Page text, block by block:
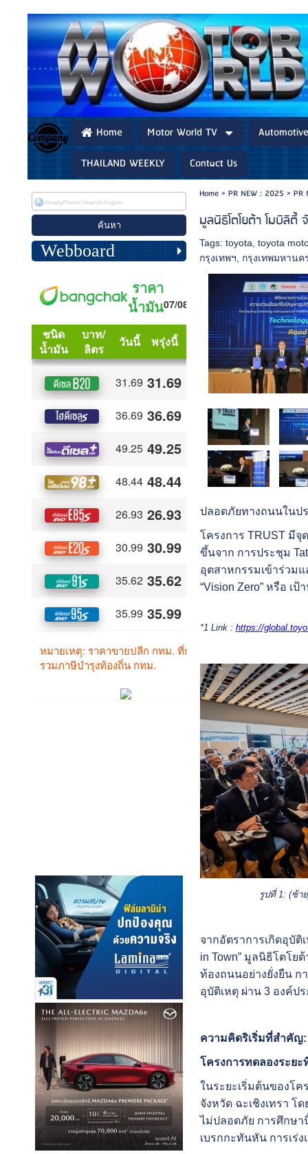
Home Motor World TV
THAILAND WEEKLY
Contact Us
Webboard
Home> PR NEW : 2025 > PR
มูลนิธิโตโยต้า โมบิลิตี้
Tags:toyota ,toyota
กรุงเทพฯ
กรุงเทพมหานค
ปลอดภัยทางถนนในป
โครงการ TRUST มี
ขึ้นจาก การประชุม
อุตสาหกรรมเข้าร่วม
“Vision Zero” หรือ เ
*1 Link : https://
รูปที่1: (ซ้า
จากอัตราการเกิดอุบั
in Town” มูลนิธิโตโย
ท้องถนนอย่างยั่งยืน ก
อุบัติเหตุ ผ่าน 3 องค์ป
ความคิดริเริ่มที่สำคัญ:
โครงการทดลองระยะ
ในระยะเริ่มต้นของโค
จังหวัด ฉะเชิงเทรา โ
ไม่ปลอดภัย การศึกษา
เบรกกะทันหัน การเร่ง